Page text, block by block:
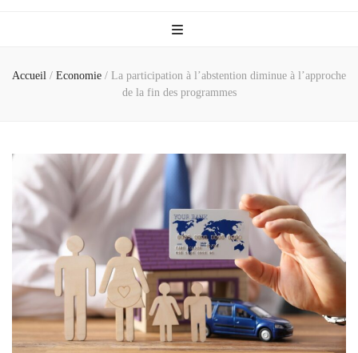
Accueil / Economie / La participation à l’abstention diminue à l’approche
de la fin des programmes